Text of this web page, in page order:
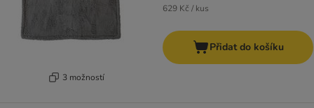
3 možností
629 Kč / kus
Přidat do košíku